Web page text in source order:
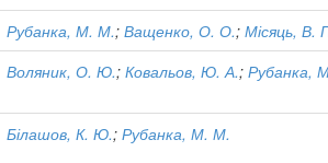
Рубанка, М. М.; Ващенко, О. О.; Місяць, В.
Воляник, О. Ю.; Ковальов, Ю. А.; Рубанка,
Білашов, К. Ю.; Рубанка, М. М.